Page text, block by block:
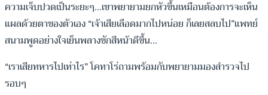
ความเจ็บปวดเป็นระยะๆ…เขาพยายามยกหัวขึ้นเหมือนต้องการจะเห็น
แผลด้วยตาของตัวเอง “เจ้าเสียเลือดมากไปหน่อย ก็เลยสลบไป”แพทย์
สนามพูดอย่างใจเย็นพลางชักสีหน้าดีขึ้น…
“เราเสียทหารไปเท่าไร” โคทาโร่ถามพร้อมกับพยายามมองสำรวจไป
รอบๆ